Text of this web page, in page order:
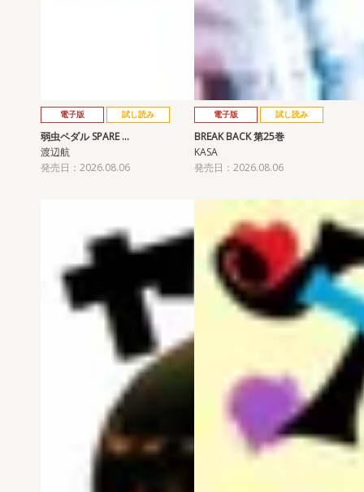
電子版 試し読み
弱虫ペダル SPARE …
渡辺航
発売日：2026.08.06
電子版 試し読み
BREAK BACK 第25巻
KASA
発売日：2026.08.06